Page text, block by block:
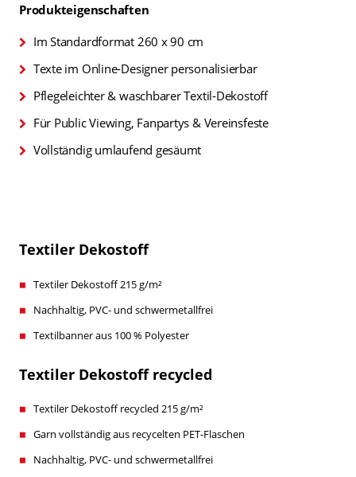
springen
Produkteigenschaften
Im Standardformat 260 x 90 cm
Texte im Online-Designer personalisierbar
Pflegeleichter & waschbarer Textil-Dekostoff
Für Public Viewing, Fanpartys & Vereinsfeste
Vollständig umlaufend gesäumt
Textiler Dekostoff
Textiler Dekostoff 215 g/m²
Nachhaltig, PVC- und schwermetallfrei
Textilbanner aus 100 % Polyester
Textiler Dekostoff recycled
Textiler Dekostoff recycled 215 g/m²
Garn vollständig aus recycelten PET-Flaschen
Nachhaltig, PVC- und schwermetallfrei